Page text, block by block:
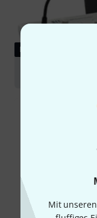
Mit
RATGEBER